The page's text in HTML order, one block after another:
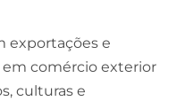
exportações e
em comércio exterior
culturas e